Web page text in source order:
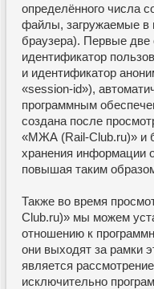
определённого числа
файлы, загружаемые в
браузера). Первые две
идентификатор
и идентификатор
«session-id»),
программным
создана после
«МЖА (Rail-Club.ru)» и
хранения информации
повышая таким
Также во время
Club.ru)» мы можем
отношению к
они выходят за рамки
является
исключительно